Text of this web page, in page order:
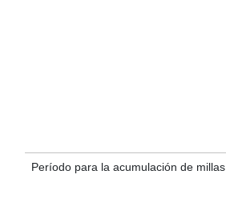
Período para la acumulación de millas